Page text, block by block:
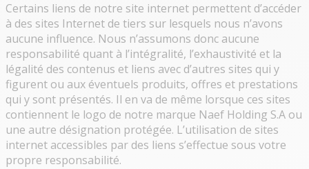
Certains liens de notre site internet permettent d’accéder
à des sites Internet de tiers sur lesquels nous n’avons
aucune influence. Nous n’assumons donc aucune
responsabilité quant à l’intégralité, l’exhaustivité et la
légalité des contenus et liens avec d’autres sites qui y
figurent ou aux éventuels produits, offres et prestations
qui y sont présentés. Il en va de même lorsque ces sites
contiennent le logo de notre marque Naef Holding S.A ou
une autre désignation protégée. L’utilisation de sites
internet accessibles par des liens s’effectue sous votre
propre responsabilité.